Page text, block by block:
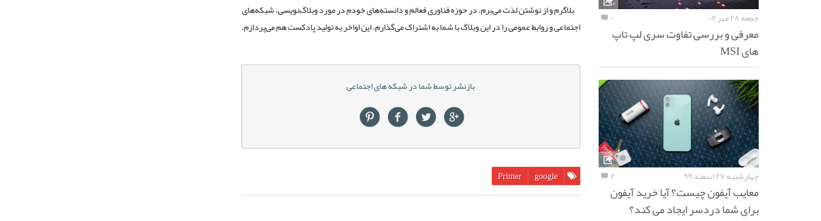
بلاگرم و از نوشتن لذت می‌برم. در حوزه فناوری فعالم و دانسته‌های خودم در مورد وبلاگ‌نویسی، شبکه‌های
اجتماعی و روابط عمومی را در این وبلاگ با شما به اشتراک می‌گذارم. این اواخر به تولید پادکست هم می‌پردازم.
بازنشر توسط شما در شبکه های اجتماعی
google
Primer
جمعه ۲۸ مهر ۰۲ ۰
معرفی و بررسی تفاوت سری لپ تاپ
های MSI
چهارشنبه ۲۷ اسفند ۹۹ ۲
معایب آیفون چیست؟ آیا خرید آیفون
برای شما دردسر ایجاد می کند؟